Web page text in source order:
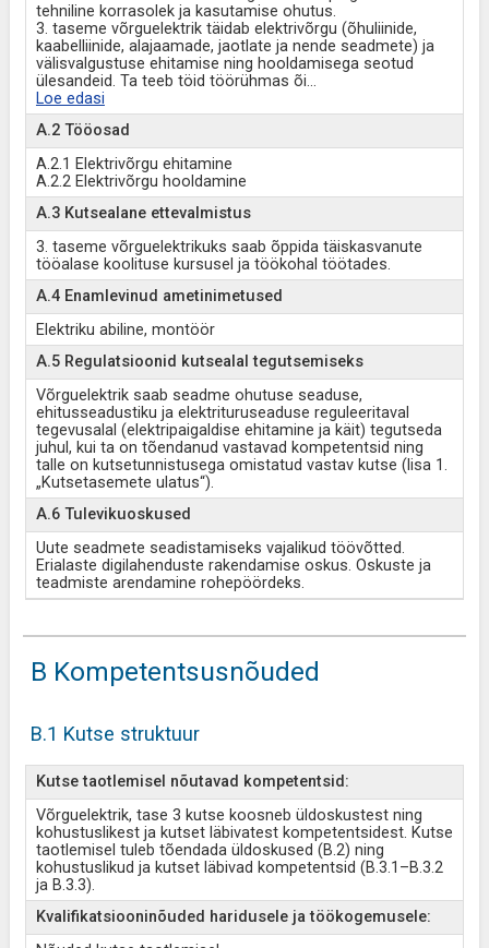
tehniline korrasolek ja kasutamise ohutus.
3. taseme võrguelektrik täidab elektrivõrgu (õhuliinide,
kaabelliinide, alajaamade, jaotlate ja nende seadmete) ja
välisvalgustuse ehitamise ning hooldamisega seotud
ülesandeid. Ta teeb töid töörühmas õi...
Loe edasi
A.2 Tööosad
A.2.1 Elektrivõrgu ehitamine
A.2.2 Elektrivõrgu hooldamine
A.3 Kutsealane ettevalmistus
3. taseme võrguelektrikuks saab õppida täiskasvanute
tööalase koolituse kursusel ja töökohal töötades.
A.4 Enamlevinud ametinimetused
Elektriku abiline, montöör
A.5 Regulatsioonid kutsealal tegutsemiseks
Võrguelektrik saab seadme ohutuse seaduse,
ehitusseadustiku ja elektrituruseaduse reguleeritaval
tegevusalal (elektripaigaldise ehitamine ja käit) tegutseda
juhul, kui ta on tõendanud vastavad kompetentsid ning
talle on kutsetunnistusega omistatud vastav kutse (lisa 1.
„Kutsetasemete ulatus“).
A.6 Tulevikuoskused
Uute seadmete seadistamiseks vajalikud töövõtted.
Erialaste digilahenduste rakendamise oskus. Oskuste ja
teadmiste arendamine rohepöördeks.
B Kompetentsusnõuded
B.1 Kutse struktuur
Kutse taotlemisel nõutavad kompetentsid:
Võrguelektrik, tase 3 kutse koosneb üldoskustest ning
kohustuslikest ja kutset läbivatest kompetentsidest. Kutse
taotlemisel tuleb tõendada üldoskused (B.2) ning
kohustuslikud ja kutset läbivad kompetentsid (B.3.1–B.3.2
ja B.3.3).
Kvalifikatsiooninõuded haridusele ja töökogemusele: